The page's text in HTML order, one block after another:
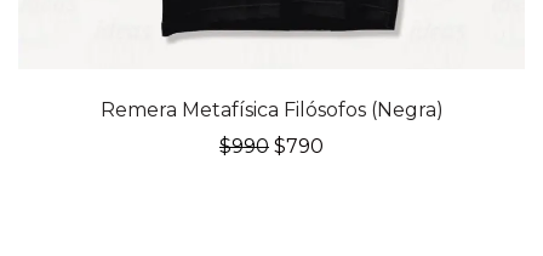
Remera Metafísica Filósofos (Negra)
$990 El
$790